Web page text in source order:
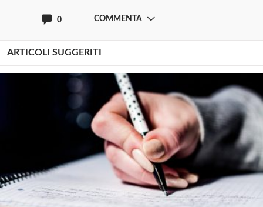
0 COMMENTA
ARTICOLI SUGGERITI